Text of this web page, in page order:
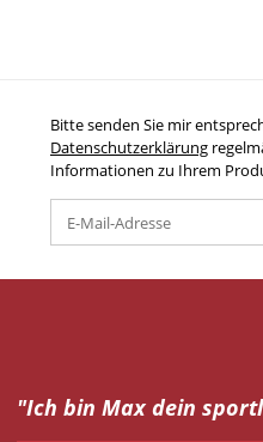
Bitte senden Sie mir
Datenschutzerklärung
Informationen zu Ihrem
"Ich bin Max dein